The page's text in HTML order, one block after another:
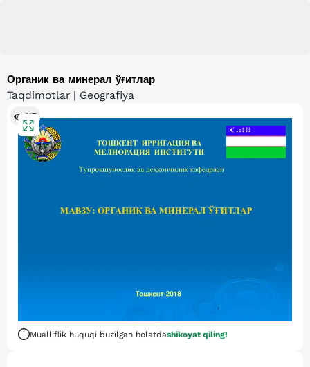
Органик ва минерал ўғитлар
Taqdimotlar | Geografiya
117
Mualliflik huquqi buzilgan holatdashikoyat qiling!